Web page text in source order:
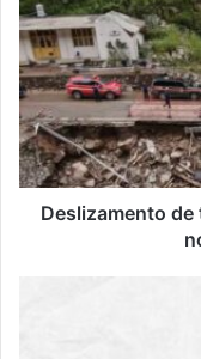
de
terra
deixa
40
desaparecidos
no
noroeste
da
ChinaDeslizamento